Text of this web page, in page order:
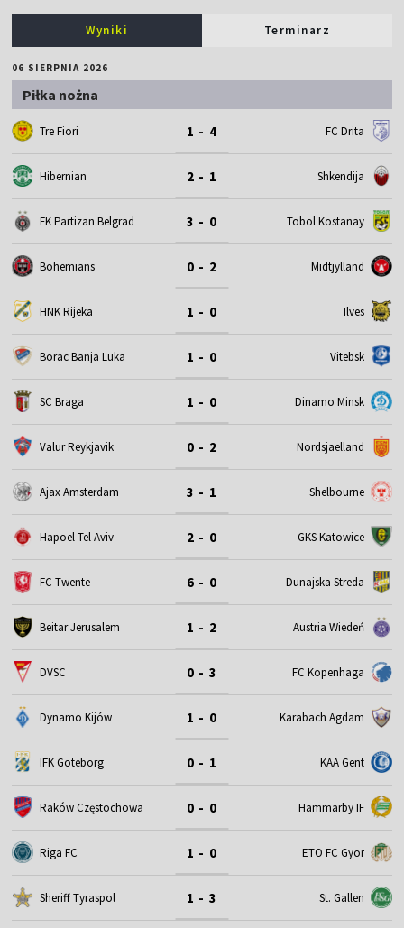
Wyniki Terminarz
06 SIERPNIA 2026
Piłka nożna
Tre Fiori 1 - 4 FC Drita
Hibernian 2 - 1 Shkendija
FK Partizan Belgrad 3 - 0 Tobol Kostanay
Bohemians 0 - 2 Midtjylland
HNK Rijeka 1 - 0 Ilves
Borac Banja Luka 1 - 0 Vitebsk
SC Braga 1 - 0 Dinamo Minsk
Valur Reykjavik 0 - 2 Nordsjaelland
Ajax Amsterdam 3 - 1 Shelbourne
Hapoel Tel Aviv 2 - 0 GKS Katowice
FC Twente 6 - 0 Dunajska Streda
Beitar Jerusalem 1 - 2 Austria Wiedeń
DVSC 0 - 3 FC Kopenhaga
Dynamo Kijów 1 - 0 Karabach Agdam
IFK Goteborg 0 - 1 KAA Gent
Raków Częstochowa 0 - 0 Hammarby IF
Riga FC 1 - 0 ETO FC Gyor
Sheriff Tyraspol 1 - 3 St. Gallen